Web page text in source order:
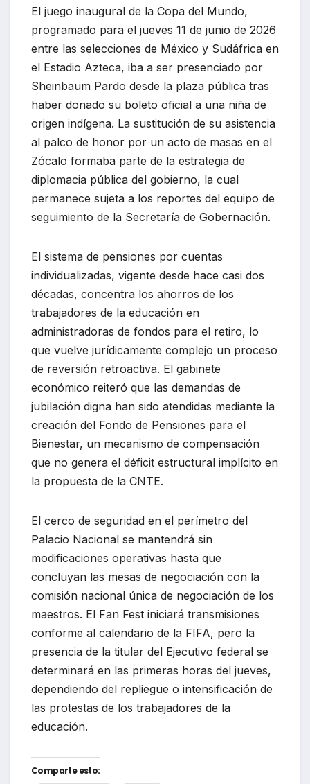
El juego inaugural de la Copa del Mundo,
programado para el jueves 11 de junio de 2026
entre las selecciones de México y Sudáfrica en
el Estadio Azteca, iba a ser presenciado por
Sheinbaum Pardo desde la plaza pública tras
haber donado su boleto oficial a una niña de
origen indígena. La sustitución de su asistencia
al palco de honor por un acto de masas en el
Zócalo formaba parte de la estrategia de
diplomacia pública del gobierno, la cual
permanece sujeta a los reportes del equipo de
seguimiento de la Secretaría de Gobernación.
El sistema de pensiones por cuentas
individualizadas, vigente desde hace casi dos
décadas, concentra los ahorros de los
trabajadores de la educación en
administradoras de fondos para el retiro, lo
que vuelve jurídicamente complejo un proceso
de reversión retroactiva. El gabinete
económico reiteró que las demandas de
jubilación digna han sido atendidas mediante la
creación del Fondo de Pensiones para el
Bienestar, un mecanismo de compensación
que no genera el déficit estructural implícito en
la propuesta de la CNTE.
El cerco de seguridad en el perímetro del
Palacio Nacional se mantendrá sin
modificaciones operativas hasta que
concluyan las mesas de negociación con la
comisión nacional única de negociación de los
maestros. El Fan Fest iniciará transmisiones
conforme al calendario de la FIFA, pero la
presencia de la titular del Ejecutivo federal se
determinará en las primeras horas del jueves,
dependiendo del repliegue o intensificación de
las protestas de los trabajadores de la
educación.
Comparte esto: